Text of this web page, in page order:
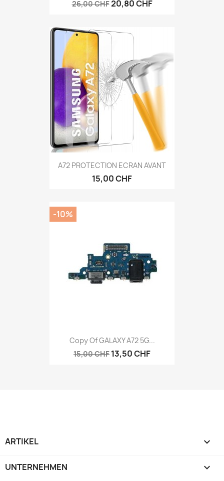
26,00 CHF20,80 CHF
A72 PROTECTION ECRAN AVANT
15,00 CHF
Copy Of GALAXY A72 5G...
15,00 CHF 13,50 CHF
-10%
ARTIKEL 
UNTERNEHMEN 